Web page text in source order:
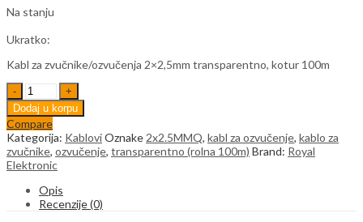
Na stanju
Ukratko:
Kabl za zvučnike/ozvučenja 2×2,5mm transparentno, kotur 100m
Kabl
za
zvučnike
2x2,5mm
transparentno
(rolna
100m)
quantity
Dodaj u korpu
Compare
Kategorija: KabloviOznake 2x2.5MMQ, kabl za ozvučenje, kablo za
zvučnike, ozvučenje, transparentno (rolna 100m) Brand: Royal
Elektronic
Opis
Recenzije (0)